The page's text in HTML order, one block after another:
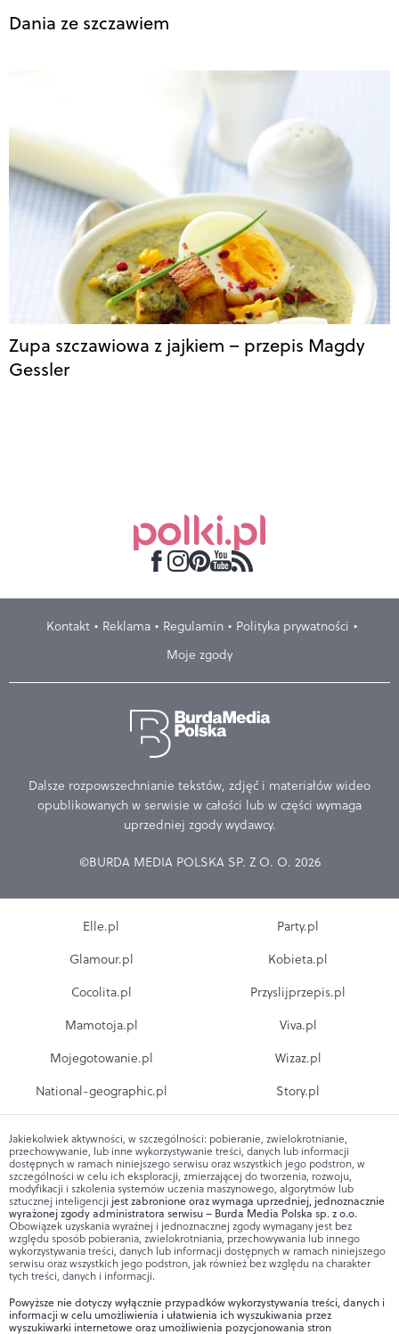
Dania ze szczawiem
Zupa szczawiowa z jajkiem – przepis Magdy
Gessler
Kontakt Reklama Regulamin
Polityka prywatności
Moje zgody
Dalsze rozpowszechnianie tekstów, zdjęć i materiałów wideo
opublikowanych w serwisie w całości lub w części wymaga
uprzedniej zgody wydawcy.
©BURDA MEDIA POLSKA SP. Z O. O. 2026
Elle.pl
Glamour.pl
Cocolita.pl
Mamotoja.pl
Mojegotowanie.pl
National-geographic.pl
Party.pl
Kobieta.pl
Przyslijprzepis.pl
Viva.pl
Wizaz.pl
Story.pl
Jakiekolwiek aktywności, w szczególności: pobieranie, zwielokrotnianie,
przechowywanie, lub inne wykorzystywanie treści, danych lub informacji
dostępnych w ramach niniejszego serwisu oraz wszystkich jego podstron, w
szczególności w celu ich eksploracji, zmierzającej do tworzenia, rozwoju,
modyfikacji i szkolenia systemów uczenia maszynowego, algorytmów lub
sztucznej inteligencji jest zabronione oraz wymaga uprzedniej, jednoznacznie
wyrażonej zgody administratora serwisu – Burda Media Polska sp. z o.o.
Obowiązek uzyskania wyraźnej i jednoznacznej zgody wymagany jest bez
względu sposób pobierania, zwielokrotniania, przechowywania lub innego
wykorzystywania treści, danych lub informacji dostępnych w ramach niniejszego
serwisu oraz wszystkich jego podstron, jak również bez względu na charakter
tych treści, danych i informacji.
Powyższe nie dotyczy wyłącznie przypadków wykorzystywania treści, danych i
informacji w celu umożliwienia i ułatwienia ich wyszukiwania przez
wyszukiwarki internetowe oraz umożliwienia pozycjonowania stron